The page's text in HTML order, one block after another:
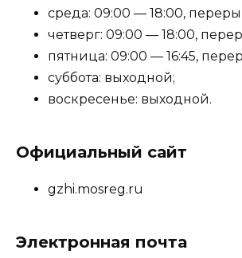
среда: 09:00 — 18:00,
четверг: 09:00 — 18:00,
пятница: 09:00 — 16:45,
суббота: выходной;
воскресенье: выходной.
Официальный сайт
gzhi.mosreg.ru
Электронная почта